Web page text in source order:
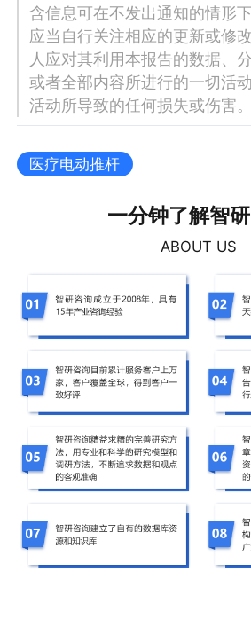
含信息可在不发出通知的情形
应当自行关注相应的更新或修
人应对其利用本报告的数据、
或者全部内容所进行的一切活
活动所导致的任何损失或伤害。
医疗电动推杆
一分钟了解智
ABOUT US